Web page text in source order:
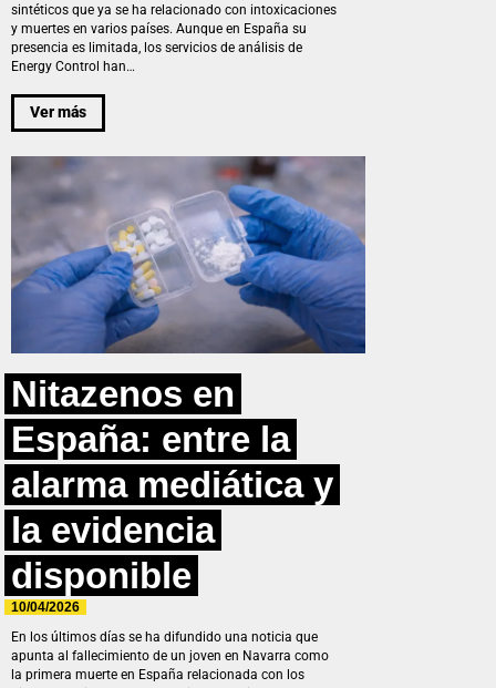
sintéticos que ya se ha relacionado con intoxicaciones
y muertes en varios países. Aunque en España su
presencia es limitada, los servicios de análisis de
Energy Control han…
Ver más
Nitazenos en
España: entre la
alarma mediática y
la evidencia
disponible
10/04/2026
En los últimos días se ha difundido una noticia que
apunta al fallecimiento de un joven en Navarra como
la primera muerte en España relacionada con los